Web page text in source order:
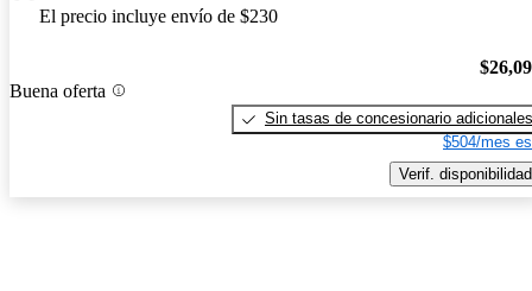
El precio incluye envío de $230
Buena oferta
Sin tasas de concesionario adicionales
$504/mes
Verif. disponibilidad